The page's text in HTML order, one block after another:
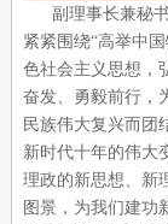
副理事长兼秘书
紧紧围绕“高举中
色社会主义思想，
奋发、勇毅前行，
民族伟大复兴而团
新时代十年的伟大
理政的新思想、新
图景，为我们建功